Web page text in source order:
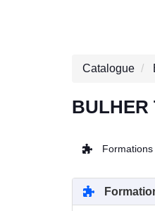
Catalogue
BULHER